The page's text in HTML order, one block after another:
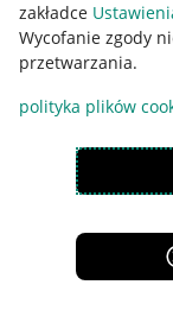
zakładce
Wycofanie zgody
przetwarzania.
polityka plików
Korzystanie z